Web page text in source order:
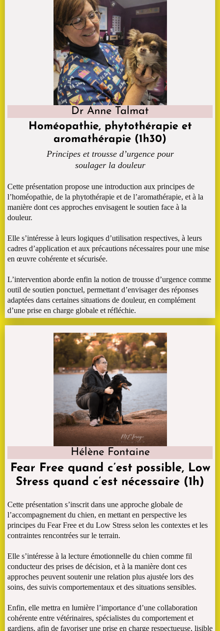
Dr Anne Talmat
Homéopathie, phytothérapie et
aromathérapie (1h30)
Principes et trousse d’urgence pour
soulager la douleur
Cette présentation propose une introduction aux principes de
l’homéopathie, de la phytothérapie et de l’aromathérapie, et à la
manière dont ces approches envisagent le soutien face à la
douleur.
Elle s’intéresse à leurs logiques d’utilisation respectives, à leurs
cadres d’application et aux précautions nécessaires pour une mise
en œuvre cohérente et sécurisée.
L’intervention aborde enfin la notion de trousse d’urgence comme
outil de soutien ponctuel, permettant d’envisager des réponses
adaptées dans certaines situations de douleur, en complément
d’une prise en charge globale et réfléchie.
Hélène Fontaine
Fear Free quand c’est possible, Low
Stress quand c’est nécessaire (1h)
Cette présentation s’inscrit dans une approche globale de
l’accompagnement du chien, en mettant en perspective les
principes du Fear Free et du Low Stress selon les contextes et les
contraintes rencontrées sur le terrain.
Elle s’intéresse à la lecture émotionnelle du chien comme fil
conducteur des prises de décision, et à la manière dont ces
approches peuvent soutenir une relation plus ajustée lors des
soins, des suivis comportementaux et des situations sensibles.
Enfin, elle mettra en lumière l’importance d’une collaboration
cohérente entre vétérinaires, spécialistes du comportement et
gardiens, afin de favoriser une prise en charge respectueuse, lisible